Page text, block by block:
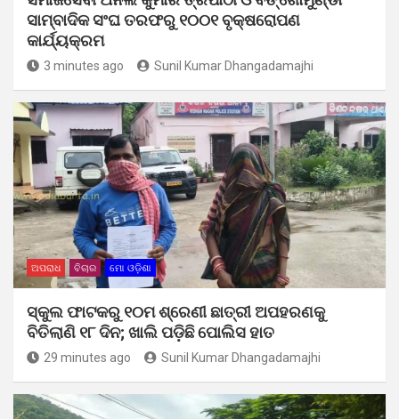
ସାମ୍ବାଦିକ ସଂଘ ତରଫରୁ ୧୦୦୧ ବୃକ୍ଷରୋପଣ
କାର୍ଯ୍ୟକ୍ରମ
3 minutes ago Sunil Kumar Dhangadamajhi
ଅପରାଧ ବିଚାର ମୋ ଓଡ଼ିଶା
ସ୍କୁଲ ଫାଟକରୁ ୧୦ମ ଶ୍ରେଣୀ ଛାତ୍ରୀ ଅପହରଣକୁ
ବିତିଲାଣି ୧୮ ଦିନ; ଖାଲି ପଡ଼ିଛି ପୋଲିସ ହାତ
29 minutes ago Sunil Kumar Dhangadamajhi